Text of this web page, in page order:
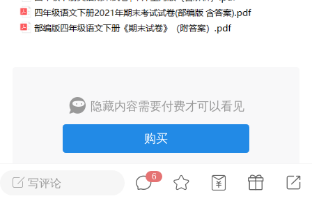
汇默写本附答案
初中英语
写评论
6
隐藏内容需要付费才可以看见
购买